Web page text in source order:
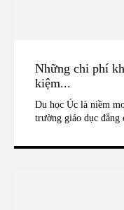
Những chi phí
kiệm...
Du học Úc là niềm
trường giáo dục đẳng